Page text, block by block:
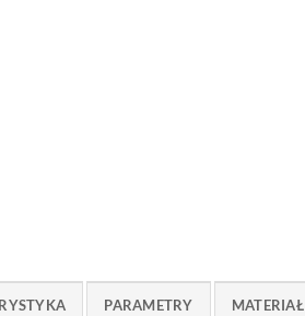
PARAMETRY MATERIAŁ